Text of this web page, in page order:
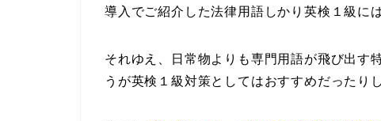
導入でご紹介した法律用語しかり英検１級に
それゆえ、日常物よりも専門用語が飛び出す
うが英検１級対策としてはおすすめだったり